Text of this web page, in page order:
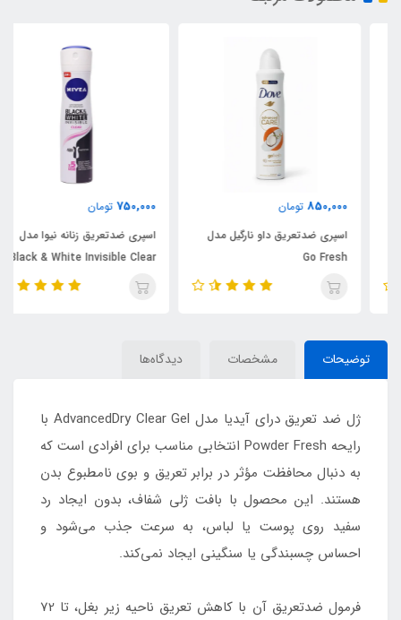
850,000 تومان
اسپری ضدتعریق داو نارگیل مدل
Go Fresh
750,000 تومان
اسپری ضدتعریق زنانه نیوا مدل
Black & White Invisible Clear
توضیحات مشخصات دیدگاه‌ها
ژل ضد تعریق درای آیدیا مدل AdvancedDry Clear Gel با
رایحه Powder Fresh انتخابی مناسب برای افرادی است که
به دنبال محافظت مؤثر در برابر تعریق و بوی نامطبوع بدن
هستند. این محصول با بافت ژلی شفاف، بدون ایجاد رد
سفید روی پوست یا لباس، به سرعت جذب می‌شود و
احساس چسبندگی یا سنگینی ایجاد نمی‌کند.
فرمول ضدتعریق آن با کاهش تعریق ناحیه زیر بغل، تا 72